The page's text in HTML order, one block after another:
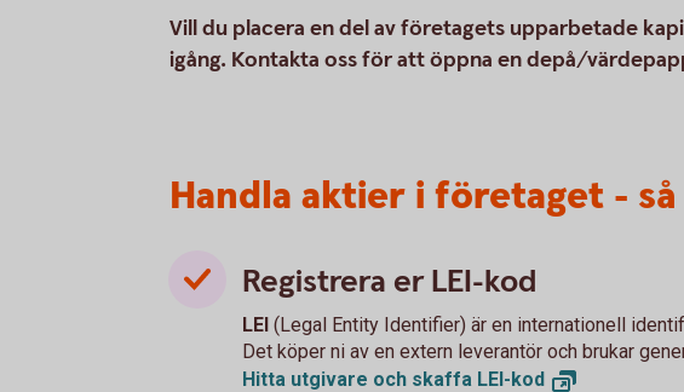
Vill du placera en del av företagets upparbetade
igång. Kontakta oss för att öppna en depå/
Handla aktier i företaget -
Registrera er LEI-kod
LEI (Legal Entity Identifier) är en internationell
Det köper ni av en extern leverantör och brukar
Hitta utgivare och skaffa LEI-kod